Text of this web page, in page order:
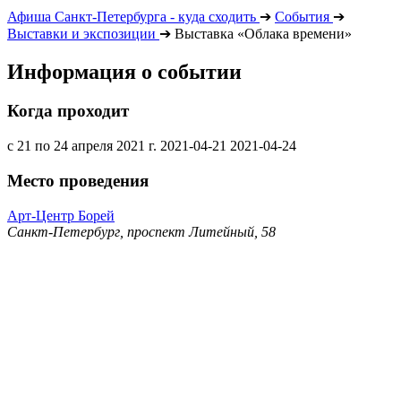
Афиша Санкт-Петербурга - куда сходить ➔ События ➔
Выставки и экспозиции ➔ Выставка «Облака времени»
Информация о событии
Когда проходит
с 21 по 24 апреля 2021 г. 2021-04-21 2021-04-24
Место проведения
Арт-Центр Борей
Санкт-Петербург, проспект Литейный, 58